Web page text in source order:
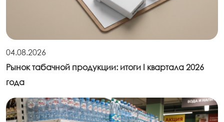
04.08.2026
Рынок табачной продукции: итоги I квартала 2026
года